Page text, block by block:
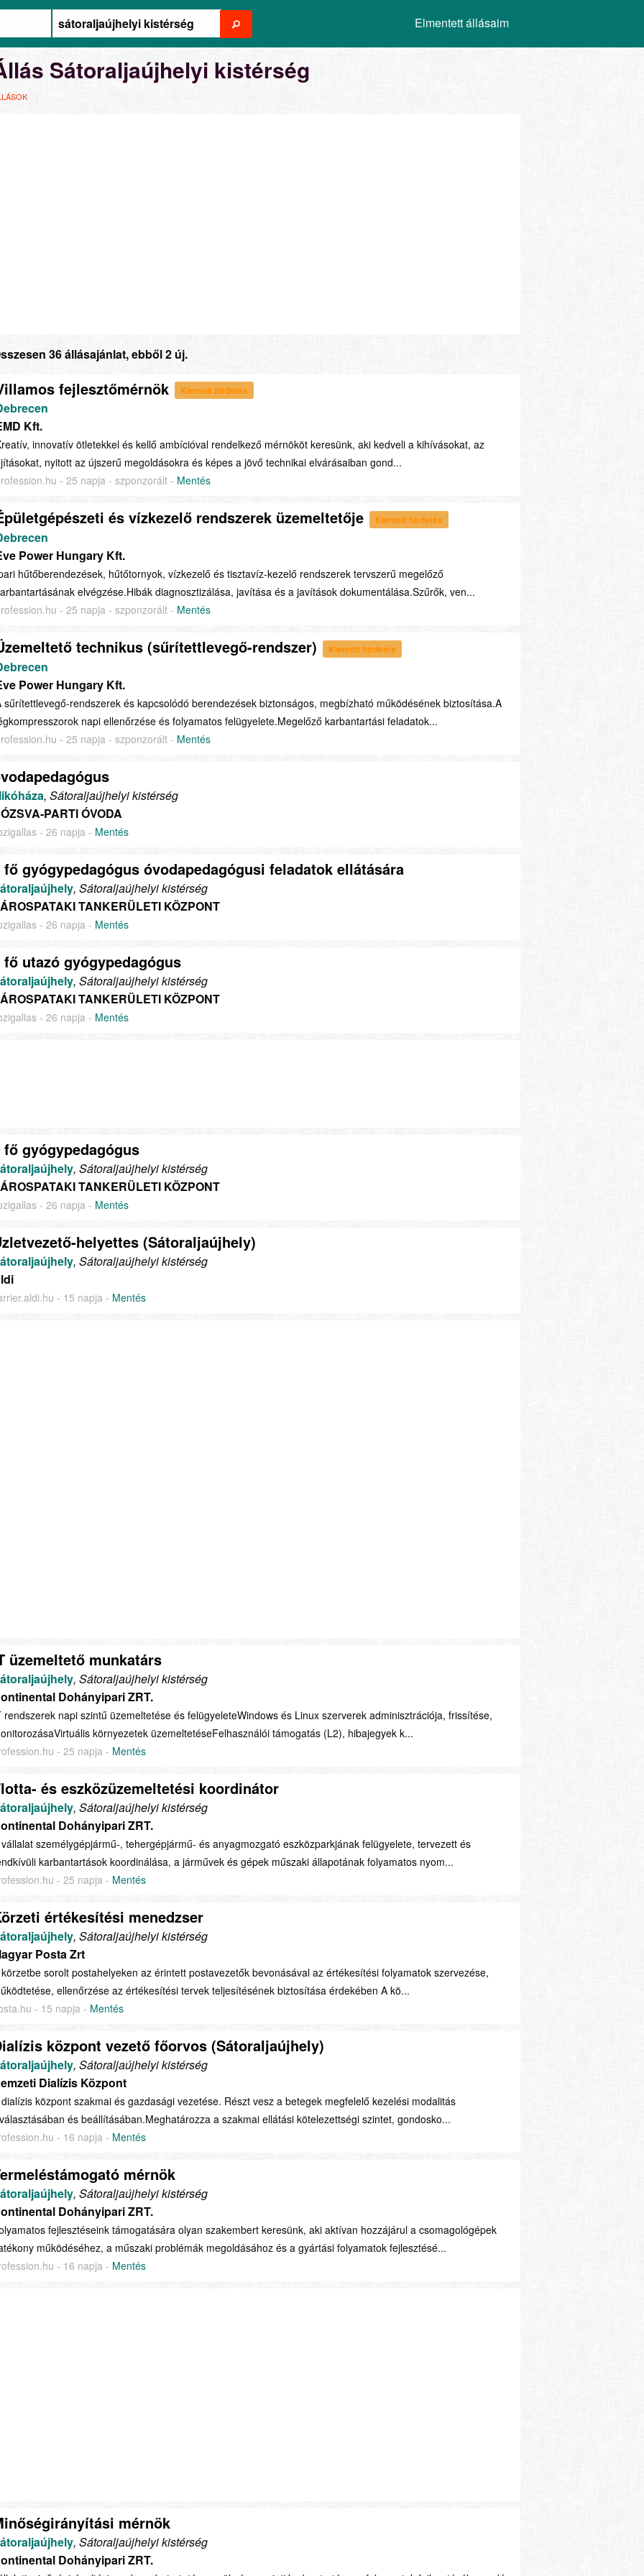
Elmentett állásaim
Sátoraljaújhelyi kistérség
36 állásajánlat, ebből 2 új.
fejlesztőmérnök Kiemelt hirdetés
Kft.
innovatív ötletekkel és kellő ambícióval rendelkező mérnököt keresünk, aki kedveli a kihívásokat, az
nyitott az újszerű megoldásokra és képes a jövő technikai elvárásaiban gond...
- 25 napja - szponzorált - Mentés
és vízkezelő rendszerek üzemeltetője Kiemelt hirdetés
Power Hungary Kft.
hűtőberendezések, hűtőtornyok, vízkezelő és tisztavíz-kezelő rendszerek tervszerű megelőző
elvégzése.Hibák diagnosztizálása, javítása és a javítások dokumentálása.Szűrők, ven...
- 25 napja - szponzorált - Mentés
technikus (sűrítettlevegő-rendszer) Kiemelt hirdetés
Power Hungary Kft.
sűrítettlevegő-rendszerek és kapcsolódó berendezések biztonságos, megbízható működésének biztosítása.A
napi ellenőrzése és folyamatos felügyelete.Megelőző karbantartási feladatok...
- 25 napja - szponzorált - Mentés
, Sátoraljaújhelyi kistérség
PARTI ÓVODA
- 26 napja - Mentés
fő gyógypedagógus óvodapedagógusi feladatok ellátására
, Sátoraljaújhelyi kistérség
TANKERÜLETI KÖZPONT
- 26 napja - Mentés
fő utazó gyógypedagógus
, Sátoraljaújhelyi kistérség
TANKERÜLETI KÖZPONT
- 26 napja - Mentés
fő gyógypedagógus
, Sátoraljaújhelyi kistérség
TANKERÜLETI KÖZPONT
- 26 napja - Mentés
helyettes (Sátoraljaújhely)
, Sátoraljaújhelyi kistérség
- 15 napja - Mentés
üzemeltető munkatárs
, Sátoraljaújhelyi kistérség
Dohányipari ZRT.
rendszerek napi szintű üzemeltetése és felügyeleteWindows és Linux szerverek adminisztrációja, frissítése,
környezetek üzemeltetéseFelhasználói támogatás (L2), hibajegyek k...
- 25 napja - Mentés
és eszközüzemeltetési koordinátor
, Sátoraljaújhelyi kistérség
Dohányipari ZRT.
személygépjármű-, tehergépjármű- és anyagmozgató eszközparkjának felügyelete, tervezett és
karbantartások koordinálása, a járművek és gépek műszaki állapotának folyamatos nyom...
- 25 napja - Mentés
értékesítési menedzser
, Sátoraljaújhelyi kistérség
Posta Zrt
sorolt postahelyeken az érintett postavezetők bevonásával az értékesítési folyamatok szervezése,
ellenőrzése az értékesítési tervek teljesítésének biztosítása érdekében A kö...
- 15 napja - Mentés
központ vezető főorvos (Sátoraljaújhely)
, Sátoraljaújhelyi kistérség
Dialízis Központ
központ szakmai és gazdasági vezetése. Részt vesz a betegek megfelelő kezelési modalitás
és beállításában.Meghatározza a szakmai ellátási kötelezettségi szintet, gondosko...
- 16 napja - Mentés
mérnök
, Sátoraljaújhelyi kistérség
Dohányipari ZRT.
fejlesztéseink támogatására olyan szakembert keresünk, aki aktívan hozzájárul a csomagológépek
működéséhez, a műszaki problémák megoldásához és a gyártási folyamatok fejlesztésé...
- 16 napja - Mentés
mérnök
, Sátoraljaújhelyi kistérség
Dohányipari ZRT.